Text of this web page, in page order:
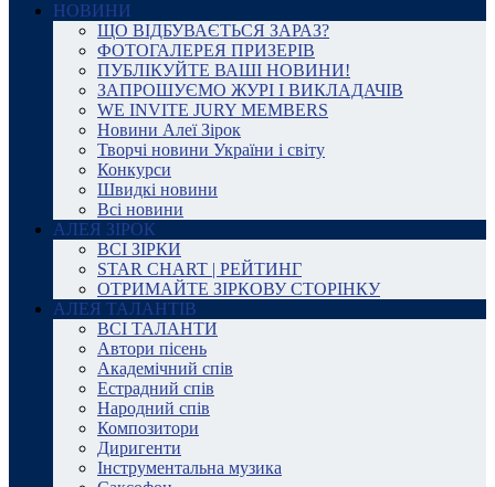
НОВИНИ
ЩО ВІДБУВАЄТЬСЯ ЗАРАЗ?
ФОТОГАЛЕРЕЯ ПРИЗЕРІВ
ПУБЛІКУЙТЕ ВАШІ НОВИНИ!
ЗАПРОШУЄМО ЖУРІ І ВИКЛАДАЧІВ
WE INVITE JURY MEMBERS
Новини Алеї Зірок
Творчі новини України і світу
Конкурси
Швидкі новини
Всі новини
АЛЕЯ ЗІРОК
ВСІ ЗІРКИ
STAR CHART | РЕЙТИНГ
ОТРИМАЙТЕ ЗІРКОВУ СТОРІНКУ
АЛЕЯ ТАЛАНТІВ
ВСІ ТАЛАНТИ
Автори пісень
Академічний спів
Естрадний спів
Народний спів
Композитори
Диригенти
Інструментальна музика